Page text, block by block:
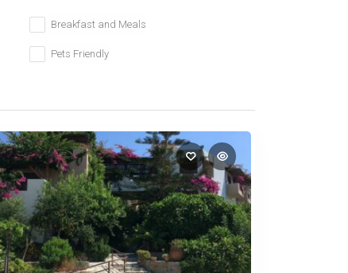
Breakfast and Meals
Pets Friendly